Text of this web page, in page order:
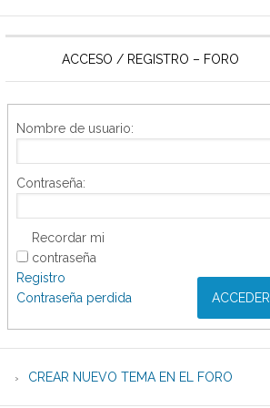
ACCESO / REGISTRO – FORO
Nombre de usuario:
Contraseña:
Recordar mi
contraseña
ACCEDER
Registro
Contraseña perdida
CREAR NUEVO TEMA EN EL FORO